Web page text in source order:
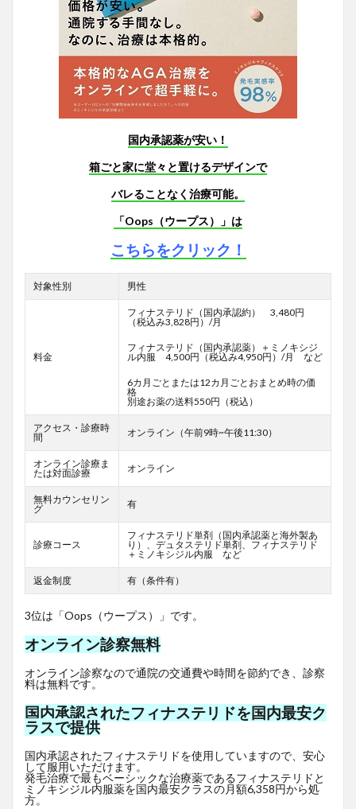
国内承認薬が安い！
箱ごと家に堂々と置けるデザインで
バレることなく治療可能。
「Oops（ウープス）」は
こちらをクリック！
対象性別 男性
料金
フィナステリド（国内承認約） 3,480円
（税込み3,828円）/月
フィナステリド（国内承認薬）＋ミノキシジ
ル内服 4,500円（税込み4,950円）/月 など
6カ月ごとまたは12カ月ごとおまとめ時の価
格
別途お薬の送料550円（税込）
アクセス・診療時
間
オンライン（午前9時~午後11:30）
オンライン診療ま
たは対面診療
オンライン
無料カウンセリン
グ
有
診療コース
フィナステリド単剤（国内承認薬と海外製あ
り）、デュタステリド単剤、フィナステリド
＋ミノキシジル内服 など
返金制度 有（条件有）
3位は「Oops（ウープス）」です。
オンライン診察無料
オンライン診察なので通院の交通費や時間を節約でき、診察
料は無料です。
国内承認されたフィナステリドを国内最安ク
ラスで提供
国内承認されたフィナステリドを使用していますので、安心
して服用いただけます。
発毛治療で最もベーシックな治療薬であるフィナステリドと
ミノキシジル内服薬を国内最安クラスの月額6,358円から処
方。